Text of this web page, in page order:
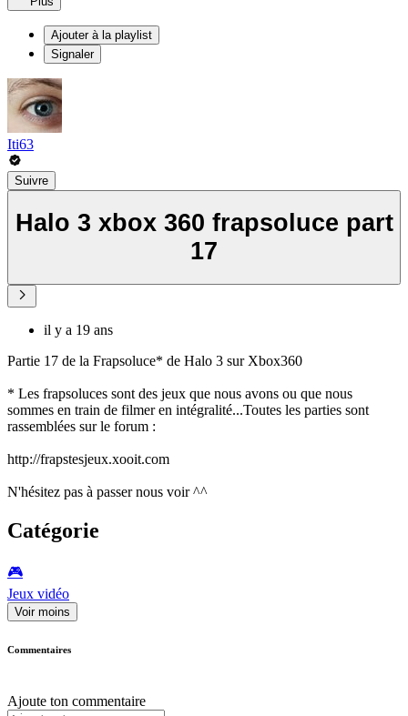
Ajouter à la playlist
Signaler
Iti63
Suivre
Halo 3 xbox 360 frapsoluce part
17
il y a 19 ans
Partie 17 de la Frapsoluce* de Halo 3 sur Xbox360
* Les frapsoluces sont des jeux que nous avons ou que nous
sommes en train de filmer en intégralité...Toutes les parties sont
rassemblées sur le forum :
http://frapstesjeux.xooit.com
N'hésitez pas à passer nous voir ^^
Catégorie
🎮️
Jeux vidéo
Voir moins
Commentaires
Ajoute ton commentaire